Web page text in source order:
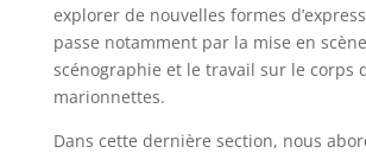
explorer de nouvelles formes
passe notamment par la mise en
scénographie et le travail sur le corps
marionnettes.
Dans cette dernière section, nous